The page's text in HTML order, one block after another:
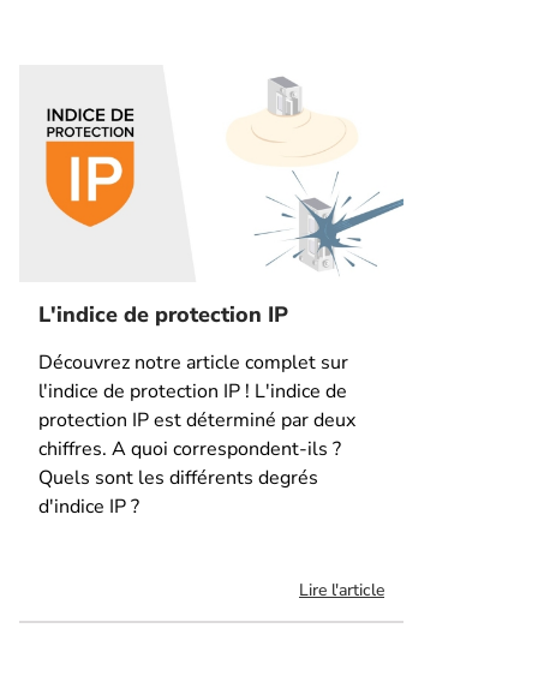
L'indice de protection IP
Découvrez notre article complet sur
l'indice de protection IP ! L'indice de
protection IP est déterminé par deux
chiffres. A quoi correspondent-ils ?
Quels sont les différents degrés
d'indice IP ?
Lire l'article